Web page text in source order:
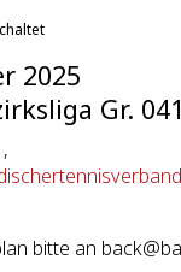
2025
Gr. 041
bitte an